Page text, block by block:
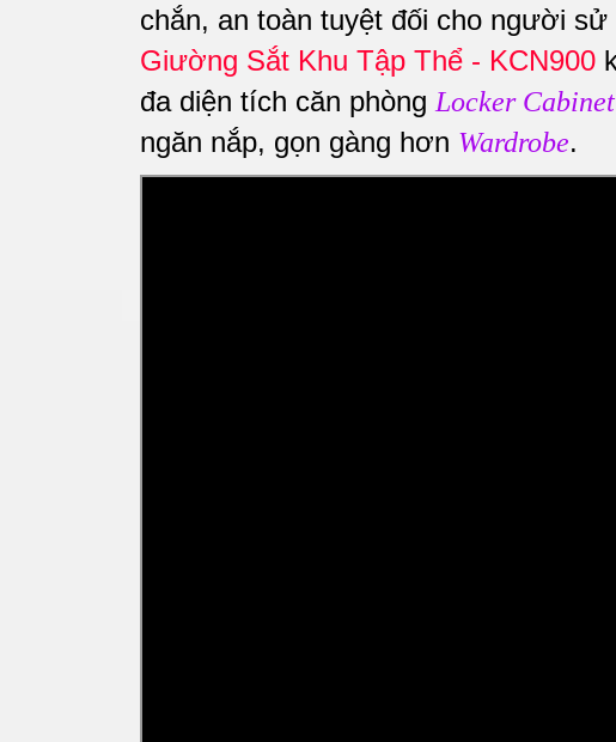
chắn, an toàn tuyệt đối cho người sử
Giường Sắt Khu Tập Thể - KCN900
đa diện tích căn phòng Locker Cabinet
ngăn nắp, gọn gàng hơn Wardrobe.